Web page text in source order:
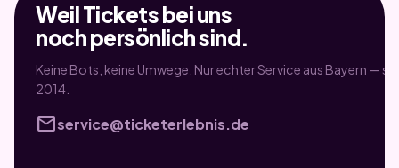
Weil Tickets bei uns
noch persönlich sind.
Keine Bots, keine Umwege. Nur echter Service aus Bayern —
2014.
mailservice@ticketerlebnis.de